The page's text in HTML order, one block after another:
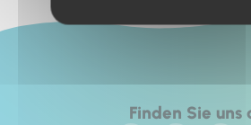
Finden Sie uns